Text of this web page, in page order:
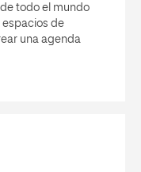
todo el mundo
espacios de
una agenda